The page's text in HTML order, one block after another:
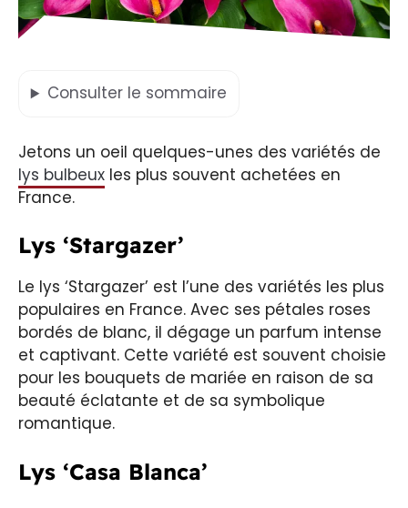
Consulter le sommaire
Jetons un oeil quelques-unes des variétés de
lys bulbeux les plus souvent achetées en
France.
Lys ‘Stargazer’
Le lys ‘Stargazer’ est l’une des variétés les plus
populaires en France. Avec ses pétales roses
bordés de blanc, il dégage un parfum intense
et captivant. Cette variété est souvent choisie
pour les bouquets de mariée en raison de sa
beauté éclatante et de sa symbolique
romantique.
Lys ‘Casa Blanca’